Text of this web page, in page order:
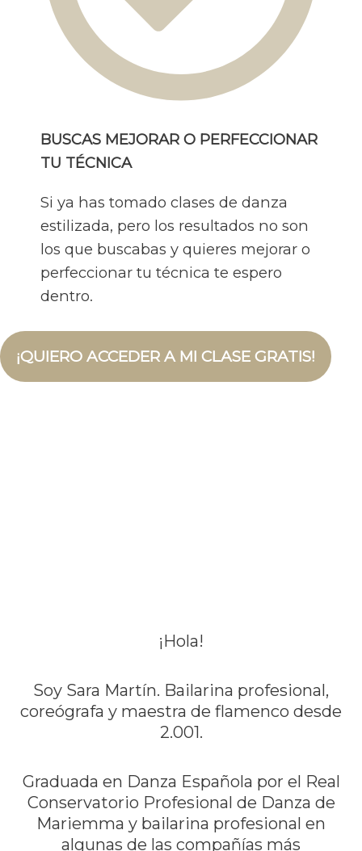
BUSCAS MEJORAR O PERFECCIONAR
TU TÉCNICA
Si ya has tomado clases de danza
estilizada, pero los resultados no son
los que buscabas y quieres mejorar o
perfeccionar tu técnica te espero
dentro.
¡QUIERO ACCEDER A MI CLASE GRATIS!
¡Hola!
Soy Sara Martín. Bailarina profesional,
coreógrafa y maestra de flamenco desde
2.001.
Graduada en Danza Española por el Real
Conservatorio Profesional de Danza de
Mariemma y bailarina profesional en
algunas de las compañías más